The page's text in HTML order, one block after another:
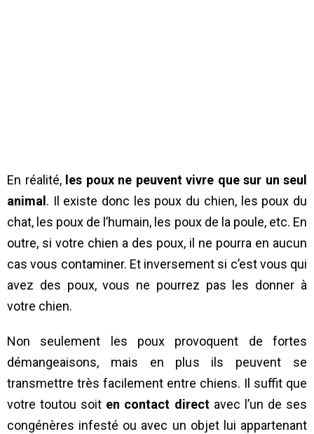
En réalité, les poux ne peuvent vivre que sur un seul
animal . Il existe donc les poux du chien, les poux du
chat, les poux de l’humain, les poux de la poule, etc. En
outre, si votre chien a des poux, il ne pourra en aucun
cas vous contaminer. Et inversement si c’est vous qui
avez des poux, vous ne pourrez pas les donner à
votre chien.
Non seulement les poux provoquent de fortes
démangeaisons, mais en plus ils peuvent se
transmettre très facilement entre chiens. Il suffit que
votre toutou soit en contact directavec l’un de ses
congénères infesté ou avec un objet lui appartenant